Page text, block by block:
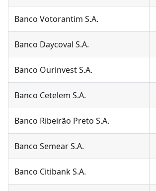
Banco Votorantim S.A.
Banco Daycoval S.A.
Banco Ourinvest S.A.
Banco Cetelem S.A.
Banco Ribeirão Preto S.A.
Banco Semear S.A.
Banco Citibank S.A.